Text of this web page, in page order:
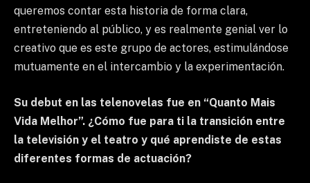
queremos contar esta historia de forma clara,
entreteniendo al público, y es realmente genial ver lo
creativo que es este grupo de actores, estimulándose
mutuamente en el intercambio y la experimentación.
Su debut en las telenovelas fue en “Quanto Mais
Vida Melhor”. ¿Cómo fue para ti la transición entre
la televisión y el teatro y qué aprendiste de estas
diferentes formas de actuación?